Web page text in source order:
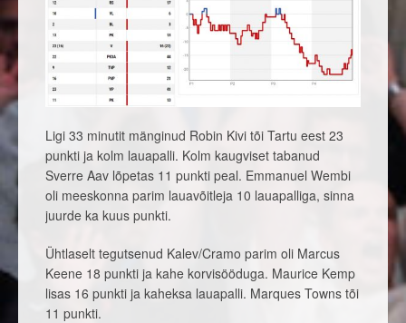
Ligi 33 minutit mänginud Robin Kivi tõi Tartu eest 23
punkti ja kolm lauapalli. Kolm kaugviset tabanud
Sverre Aav lõpetas 11 punkti peal. Emmanuel Wembi
oli meeskonna parim lauavõitleja 10 lauapalliga, sinna
juurde ka kuus punkti.
Ühtlaselt tegutsenud Kalev/Cramo parim oli Marcus
Keene 18 punkti ja kahe korvisööduga. Maurice Kemp
lisas 16 punkti ja kaheksa lauapalli. Marques Towns tõi
11 punkti.